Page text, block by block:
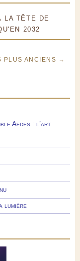
LA TÊTE DE
2032
PLUS ANCIENS →
Aedes : l’art
lumière